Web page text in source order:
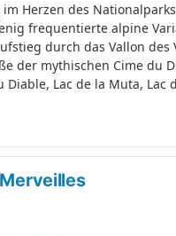
Herzen des
frequentierte alpine
durch das Vallon des
der mythischen Cime du
Lac de la Muta, Lac
den Authion, den Mont
zum als historisches
Murmeltiere.